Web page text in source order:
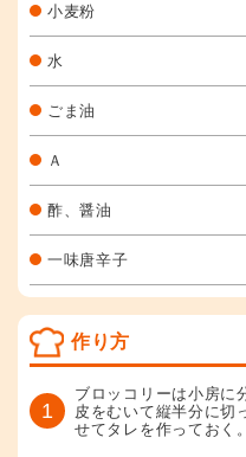
小麦粉
水
ごま油
Ａ
酢、醤油
一味唐辛子
作り方
1
ブロッコリーは小房に
皮をむいて縦半分に切
せてタレを作っておく。